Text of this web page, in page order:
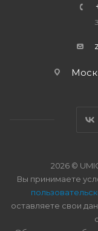
2026 ©
Вы принимаете
оставляете свои